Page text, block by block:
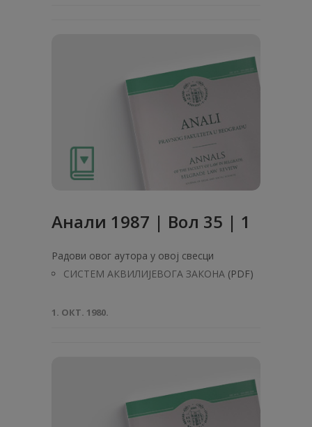
Анaли 1987 | Вол 35 | 1
Радови овог аутора у овој свесци
СИСТЕМ АКВИЛИЈЕВОГА ЗАКОНА (PDF)
1. ОКТ. 1980.